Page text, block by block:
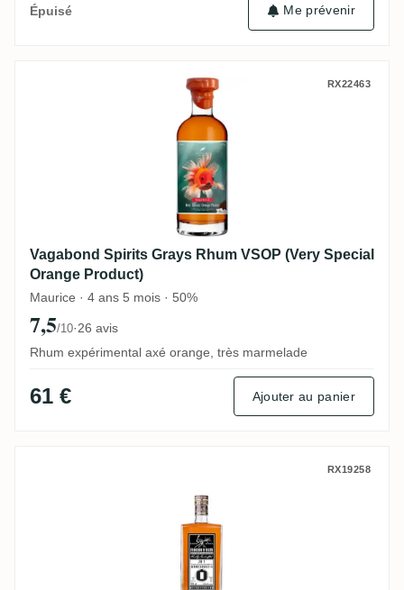
Épuisé Me prévenir
Vagabond Spirits Grays Rhum VSOP
RX22463
Vagabond Spirits Grays Rhum VSOP (Very Special
Orange Product)
Maurice · 4 ans 5 mois · 50%
7,5/10·26 avis
Rhum expérimental axé orange, très marmelade
61 € Ajouter au panier
MHOBA Rum JB 1 (Warehouse #1) 2019
RX19258